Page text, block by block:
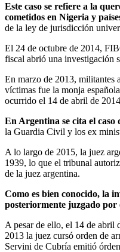
Este caso se refiere a la
cometidos en Nigeria y
de la ley de jurisdicción
El 24 de octubre de 2014,
fiscal abrió una investigación
En marzo de 2013, militantes
víctimas fue la monja
ocurrido el 14 de abril de
En Argentina se cita el caso
la Guardia Civil y los ex
A lo largo de 2015, la juez
1939, lo que el tribunal
de la juez argentina.
Como es bien conocido, la
posteriormente juzgado por
A pesar de ello, el 14 de abril
2013 la juez cursó orden de
Servini de Cubría emitió